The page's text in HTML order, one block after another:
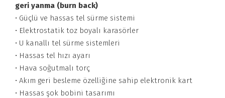
geri yanma (burn back)
• Güçlü ve hassas tel sürme sistemi
• Elektrostatik toz boyalı karasörler
• U kanallı tel sürme sistemleri
• Hassas tel hızı ayarı
• Hava soğutmalı torç
• Akım geri besleme özelliğine sahip elektronik kart
• Hassas şok bobini tasarımı